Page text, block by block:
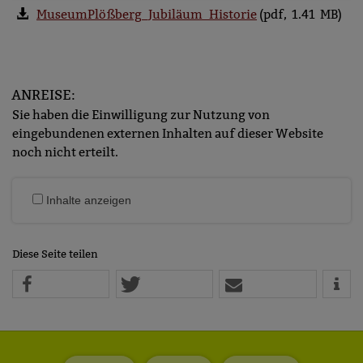
MuseumPlößberg_Jubiläum_Historie (pdf, 1.41 MB)
ANREISE:
Sie haben die Einwilligung zur Nutzung von
eingebundenen externen Inhalten auf dieser Website
noch nicht erteilt.
Inhalte anzeigen
Diese Seite teilen